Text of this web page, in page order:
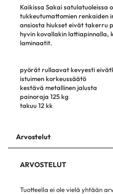
Kaikissa Sakai satulatuoleissa
tukkeutumattomien renkaiden
ansiosta hiukset eivät takerru
hyvin kovallakin lattiapinnalla,
laminaatit.
pyörät rullaavat kevyesti
istuimen korkeussäätö
kestävä metallinen jalusta
painoraja 125 kg
takuu 12 kk
Arvostelut
ARVOSTELUT
Tuotteella ei ole vielä yhtään